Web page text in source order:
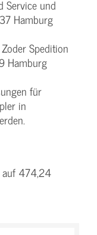
Service und
Hamburg
Spedition
Hamburg
für
in
auf 474,24